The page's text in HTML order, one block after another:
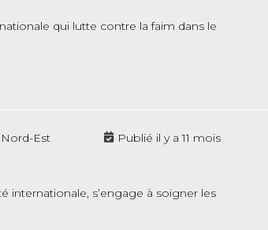
qui lutte contre la faim dans le
Nord-Est Publié il y a 11 mois
internationale, s’engage à soigner les